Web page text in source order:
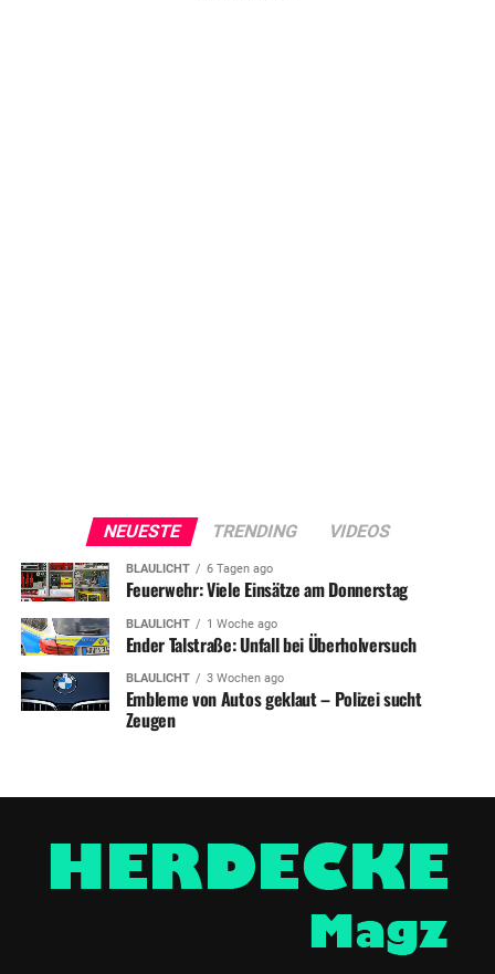
NEUESTE TRENDING VIDEOS
BLAULICHT 6 Tagen ago
Feuerwehr: Viele Einsätze am Donnerstag
BLAULICHT 1 Woche ago
Ender Talstraße: Unfall bei Überholversuch
BLAULICHT 3 Wochen ago
Embleme von Autos geklaut – Polizei sucht
Zeugen